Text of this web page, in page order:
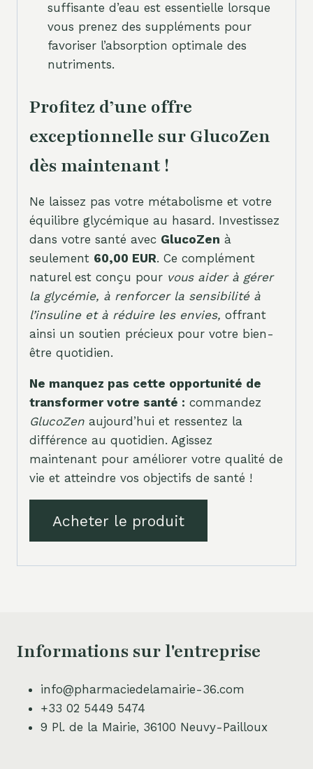
suffisante d’eau est essentielle lorsque
vous prenez des suppléments pour
favoriser l’absorption optimale des
nutriments.
Profitez d’une offre
exceptionnelle sur GlucoZen
dès maintenant !
Ne laissez pas votre métabolisme et votre
équilibre glycémique au hasard. Investissez
dans votre santé avec GlucoZen à
seulement 60,00 EUR. Ce complément
naturel est conçu pour vous aider à gérer
la glycémie, à renforcer la sensibilité à
l’insuline et à réduire les envies, offrant
ainsi un soutien précieux pour votre bien-
être quotidien.
Ne manquez pas cette opportunité de
transformer votre santé : commandez
GlucoZen aujourd’hui et ressentez la
différence au quotidien. Agissez
maintenant pour améliorer votre qualité de
vie et atteindre vos objectifs de santé !
Acheter le produit
Informations sur l'entreprise
info@pharmaciedelamairie-36.com
+33 02 5449 5474
9 Pl. de la Mairie, 36100 Neuvy-Pailloux